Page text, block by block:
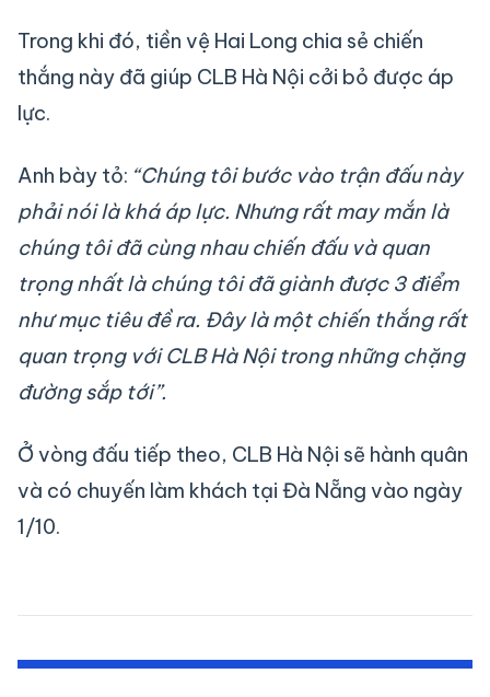
Trong khi đó, tiền vệ Hai Long chia sẻ chiến
thắng này đã giúp CLB Hà Nội cởi bỏ được áp
lực.
Anh bày tỏ: “Chúng tôi bước vào trận đấu này
phải nói là khá áp lực. Nhưng rất may mắn là
chúng tôi đã cùng nhau chiến đấu và quan
trọng nhất là chúng tôi đã giành được 3 điểm
như mục tiêu đề ra. Đây là một chiến thắng rất
quan trọng với CLB Hà Nội trong những chặng
đường sắp tới”.
Ở vòng đấu tiếp theo, CLB Hà Nội sẽ hành quân
và có chuyến làm khách tại Đà Nẵng vào ngày
1/10.